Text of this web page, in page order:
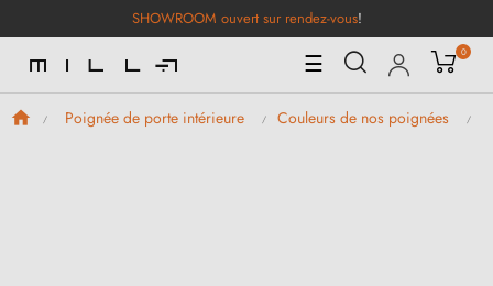
SHOWROOM ouvert sur rendez-vous!
Basculer
la
navigation
☰ 0
Poignée de porte intérieure Couleurs de nos poignées